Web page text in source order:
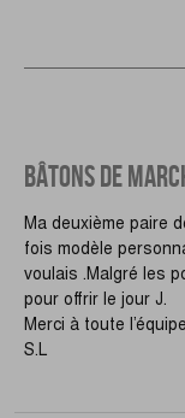
BÂTONS DE
Ma deuxième paire
fois modèle
voulais .Malgré les
pour offrir le jour J.
Merci à toute
S.L